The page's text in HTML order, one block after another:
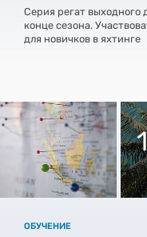
Серия регат выходного
конце сезона.
для новичков в яхтинге
ОБУЧЕНИЕ